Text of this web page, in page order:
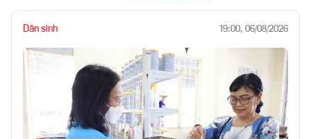
Dân sinh 19:00, 06/08/2026